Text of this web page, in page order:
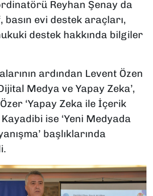
Reyhan Şenay da
evi destek araçları,
destek hakkında bilgiler
ardından Levent Özen
Medya ve Yapay Zeka’,
‘Yapay Zeka ile İçerik
ise ‘Yeni Medyada
başlıklarında